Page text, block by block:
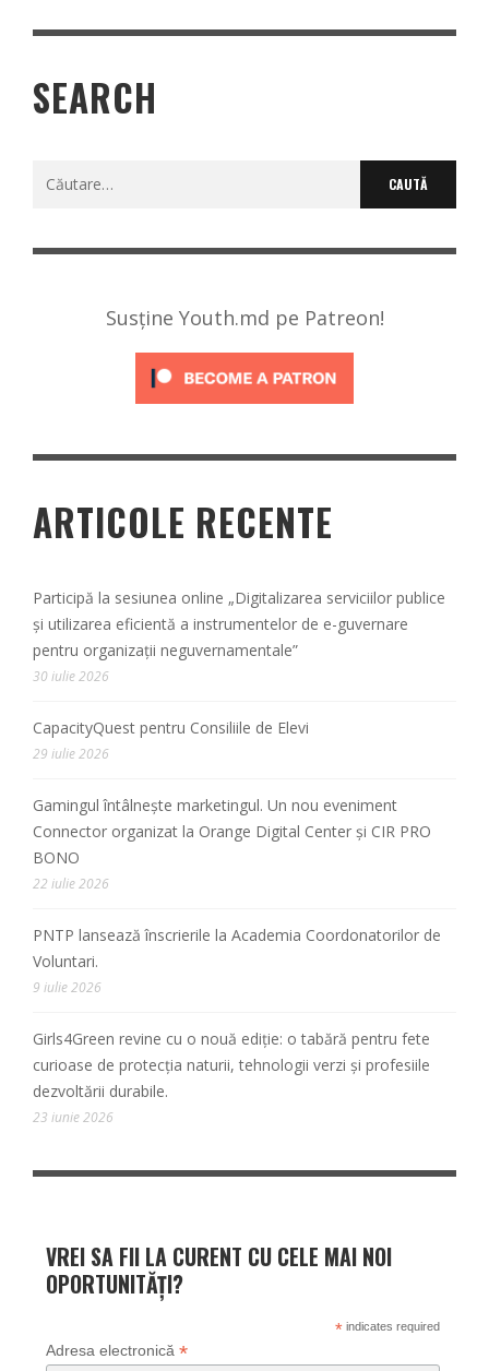
SEARCH
Caută
Susține Youth.md pe Patreon!
ARTICOLE RECENTE
Participă la sesiunea online „Digitalizarea serviciilor publice
și utilizarea eficientă a instrumentelor de e-guvernare
pentru organizații neguvernamentale”
30 iulie 2026
CapacityQuest pentru Consiliile de Elevi
29 iulie 2026
Gamingul întâlnește marketingul. Un nou eveniment
Connector organizat la Orange Digital Center și CIR PRO
BONO
22 iulie 2026
PNTP lansează înscrierile la Academia Coordonatorilor de
Voluntari.
9 iulie 2026
Girls4Green revine cu o nouă ediție: o tabără pentru fete
curioase de protecția naturii, tehnologii verzi și profesiile
dezvoltării durabile.
23 iunie 2026
VREI SA FII LA CURENT CU CELE MAI NOI
OPORTUNITĂȚI?
*indicates required
Adresa electronică *